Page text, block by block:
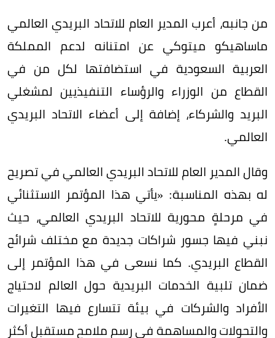
من جانبه، أعرب المدير العام للاتحاد البريدي العالمي
ماساهيكو ميتوكي عن امتنانه لدعم المملكة
العربية السعودية في استضافتها لكل من في
القطاع من الوزراء والرؤساء التنفيذيين لمشغلي
البريد والشركاء، إضافة إلى أعضاء الاتحاد البريدي
العالمي.
وقال المدير العام للاتحاد البريدي العالمي في تصريح
له بهذه المناسبة: «يأتي هذا المؤتمر الاستثنائي
في مرحلةٍ محورية للاتحاد البريدي العالمي، حيث
نبني فيها جسور شراكات جديدة مع مختلف شرائح
القطاع البريدي. كما نسعى في هذا المؤتمر إلى
ضمان تلبية الخدمات البريدية حول العالم لاحتياج
الأفراد والشركات في بيئة تتسارع فيها التغيرات
والتحولات والمساهمة في رسم ملامح مستقبل أكثر